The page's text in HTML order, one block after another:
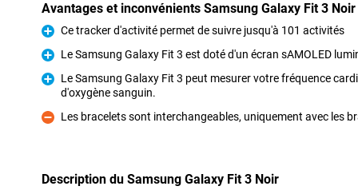
Avantages et inconvénients Samsung Galaxy Fit 3 Noir
Pour
Ce tracker d'activité permet de suivre jusqu'à 101 activités
Pour
Le Samsung Galaxy Fit 3 est doté d'un écran sAMOLED
Pour
Le Samsung Galaxy Fit 3 peut mesurer votre fréquence
d'oxygène sanguin.
Contre
Les bracelets sont interchangeables, uniquement avec les
Description du Samsung Galaxy Fit 3 Noir